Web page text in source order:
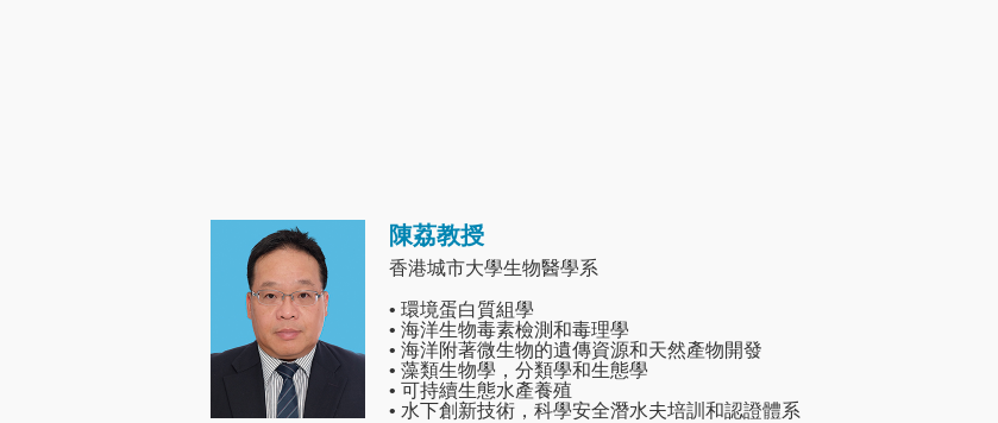
Image 陳荔教授
香港城市大學生物醫學系
• 環境蛋白質組學
• 海洋生物毒素檢測和毒理學
• 海洋附著微生物的遺傳資源和天然產物開發
• 藻類生物學，分類學和生態學
• 可持續生態水產養殖
• 水下創新技術，科學安全潛水夫培訓和認證體系